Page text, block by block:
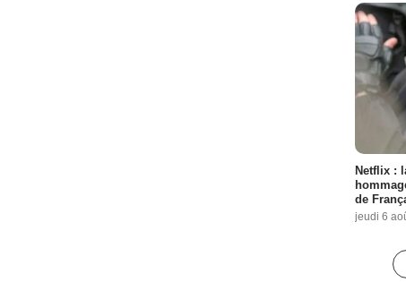
Netflix :
de
jeudi 6